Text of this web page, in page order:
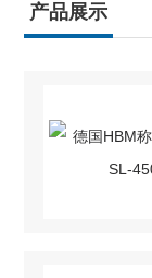
产品展示